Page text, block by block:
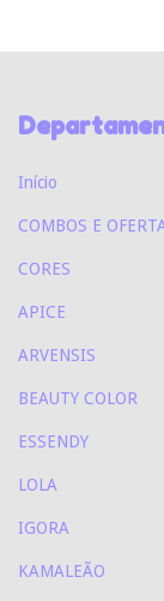
Início
COMBOS E
CORES
APICE
ARVENSIS
BEAUTY COLOR
ESSENDY
LOLA
IGORA
KAMALEÃO